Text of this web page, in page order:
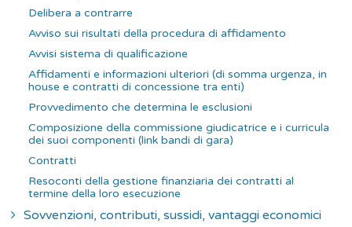
Delibera a contrarre
Avviso sui risultati della procedura di affidamento
Avvisi sistema di qualificazione
Affidamenti e informazioni ulteriori (di somma urgenza, in
house e contratti di concessione tra enti)
Provvedimento che determina le esclusioni
Composizione della commissione giudicatrice e i curricula
dei suoi componenti (link bandi di gara)
Contratti
Resoconti della gestione finanziaria dei contratti al
termine della loro esecuzione
Sovvenzioni, contributi, sussidi, vantaggi economici